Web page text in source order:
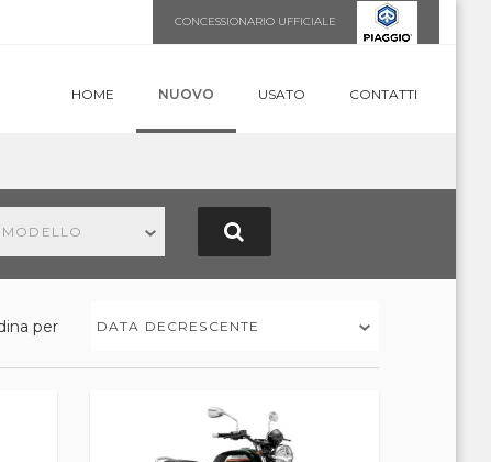
CONCESSIONARIO UFFICIALE
HOME NUOVO USATO CONTATTI
per DATA DECRESCENTE